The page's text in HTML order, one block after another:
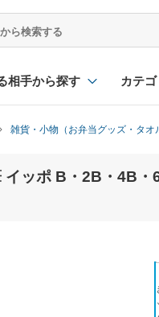
相手から探す カテ
雑貨・小物（お弁当グッズ・タオ
イッポ B・2B・4B